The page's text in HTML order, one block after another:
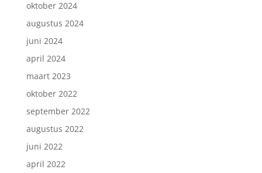
oktober 2024
augustus 2024
juni 2024
april 2024
maart 2023
oktober 2022
september 2022
augustus 2022
juni 2022
april 2022